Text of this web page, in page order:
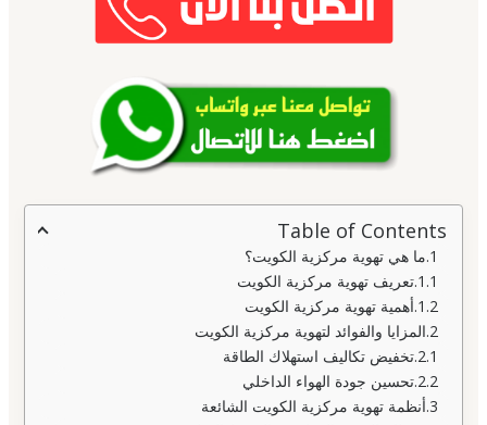
Table of Contents
ما هي تهوية مركزية الكويت؟
تعريف تهوية مركزية الكويت
أهمية تهوية مركزية الكويت
المزايا والفوائد لتهوية مركزية الكويت
تخفيض تكاليف استهلاك الطاقة
تحسين جودة الهواء الداخلي
أنظمة تهوية مركزية الكويت الشائعة